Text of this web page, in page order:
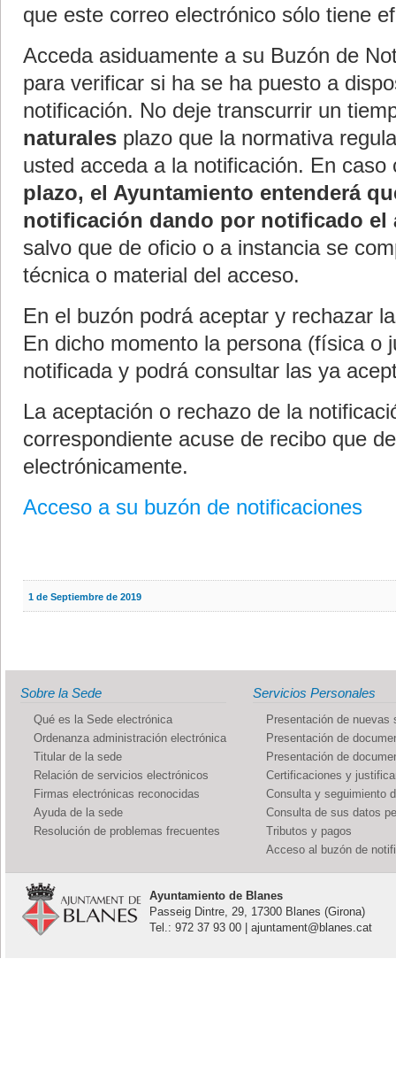
que este correo electrónico sólo tiene
Acceda asiduamente a su Buzón de
para verificar si ha se ha puesto a
notificación. No deje transcurrir un
naturales plazo que la normativa
usted acceda a la notificación. En
plazo, el Ayuntamiento entenderá
notificación dando por notificado el
salvo que de oficio o a instancia se
técnica o material del acceso.
En el buzón podrá aceptar y rechazar
En dicho momento la persona (física o
notificada y podrá consultar las ya
La aceptación o rechazo de la
correspondiente acuse de recibo que
electrónicamente.
Acceso a su buzón de notificaciones
1 de Septiembre de 2019
Sobre la Sede
Qué es la Sede electrónica
Ordenanza administración electrónica
Titular de la sede
Relación de servicios electrónicos
Firmas electrónicas reconocidas
Ayuda de la sede
Resolución de problemas frecuentes
Servicios Personales
Presentación de nuevas
Presentación de
Presentación de
Certificaciones y
Consulta y seguimiento
Consulta de sus datos
Tributos y pagos
Acceso al buzón de
Ayuntamiento de Blanes
Passeig Dintre, 29, 17300 Blanes (Girona)
Tel.: 972 37 93 00 | ajuntament@blanes.cat